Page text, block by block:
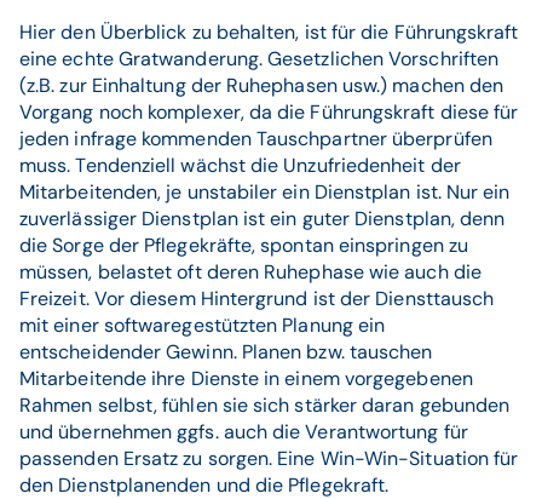
Hier den Überblick zu behalten, ist für die Führungskraft
eine echte Gratwanderung. Gesetzlichen Vorschriften
(z.B. zur Einhaltung der Ruhephasen usw.) machen den
Vorgang noch komplexer, da die Führungskraft diese für
jeden infrage kommenden Tauschpartner überprüfen
muss. Tendenziell wächst die Unzufriedenheit der
Mitarbeitenden, je unstabiler ein Dienstplan ist. Nur ein
zuverlässiger Dienstplan ist ein guter Dienstplan, denn
die Sorge der Pflegekräfte, spontan einspringen zu
müssen, belastet oft deren Ruhephase wie auch die
Freizeit. Vor diesem Hintergrund ist der Diensttausch
mit einer softwaregestützten Planung ein
entscheidender Gewinn. Planen bzw. tauschen
Mitarbeitende ihre Dienste in einem vorgegebenen
Rahmen selbst, fühlen sie sich stärker daran gebunden
und übernehmen ggfs. auch die Verantwortung für
passenden Ersatz zu sorgen. Eine Win-Win-Situation für
den Dienstplanenden und die Pflegekraft.